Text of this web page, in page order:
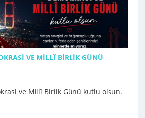
VE MILLÎ BIRLIK GÜNÜ
ve Millî Birlik Günü kutlu olsun.